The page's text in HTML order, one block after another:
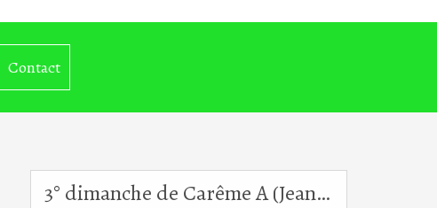
Contact
3° dimanche de Carême A (Jean 4, 5-42) (DiMail 10)